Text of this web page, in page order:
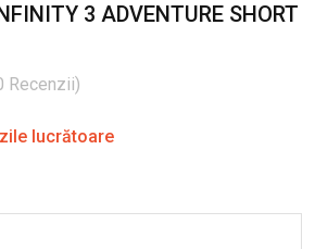
3 ADVENTURE SHORT
Recenzii)
lucrătoare